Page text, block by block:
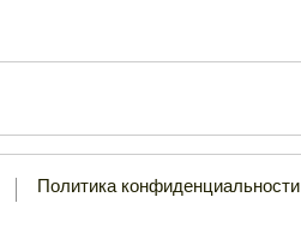
Политика конфиденциальности